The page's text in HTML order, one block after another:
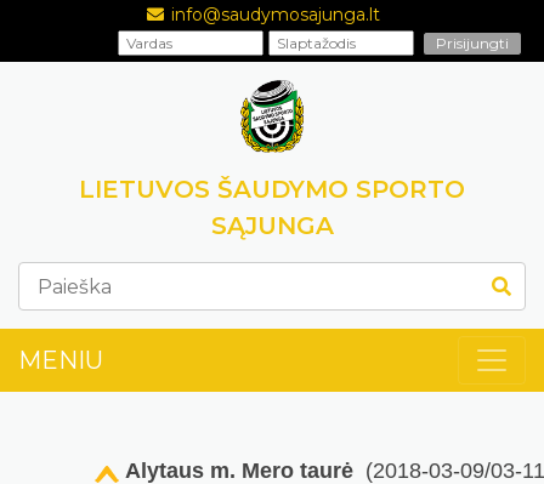
info@saudymosajunga.lt
LIETUVOS ŠAUDYMO SPORTO
SĄJUNGA
MENIU
Alytaus m. Mero taurė (2018-03-09/03-